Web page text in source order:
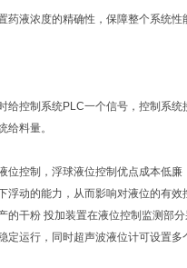
液浓度的精确性，保障整个系统性
控制系统PLC一个信号，控制系统
料量。
制，浮球液位控制优点成本低廉
动的能力，从而影响对液位的有
干粉 投加装置在液位控制监测部
运行，同时超声波液位计可设置多